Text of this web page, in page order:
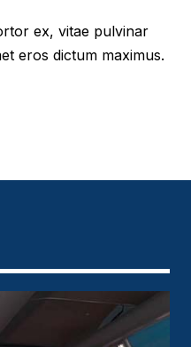
ex, vitae pulvinar
eros dictum maximus.